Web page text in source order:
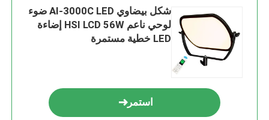
شكل بيضاوي AI-3000C LED ضوء
لوحي ناعم HSI LCD 56W إضاءة
LED خطية مستمرة
استمر